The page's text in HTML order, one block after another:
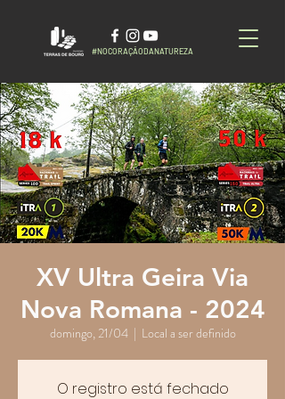
#NOCORAÇÃODANATUREZA
XV Ultra Geira Via
Nova Romana - 2024
domingo, 21/04
  |
Local a ser definido
O registro está fechado